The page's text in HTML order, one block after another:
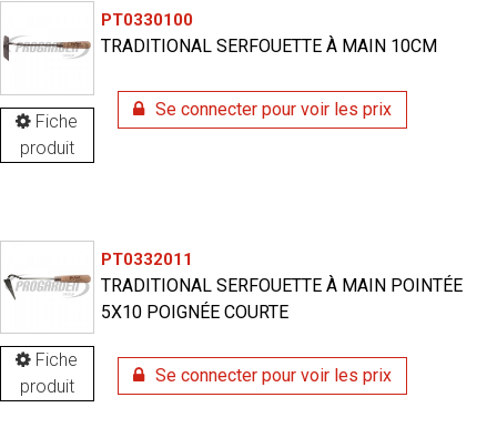
Fiche
produit
PT0330100
TRADITIONAL SERFOUETTE À MAIN 10CM
Se connecter pour voir les prix
Fiche
produit
PT0332011
TRADITIONAL SERFOUETTE À MAIN POINTÉE
5X10 POIGNÉE COURTE
Se connecter pour voir les prix